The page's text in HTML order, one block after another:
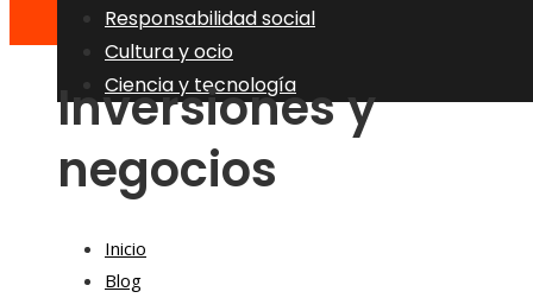
Responsabilidad social
Cultura y ocio
Ciencia y tecnología
Inversiones y
negocios
Inicio
Blog